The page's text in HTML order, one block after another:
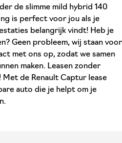
de slimme mild hybrid 140
is perfect voor jou als je
belangrijk vindt! Heb je
Geen probleem, wij staan voor
met ons op, zodat we samen
maken. Leasen zonder
de Renault Captur lease
auto die je helpt om je